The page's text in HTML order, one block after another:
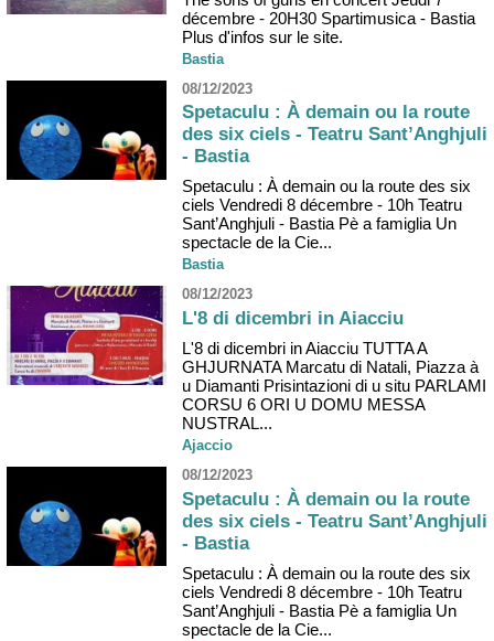
décembre - 20H30 Spartimusica - Bastia
Plus d'infos sur le site.
Bastia
08/12/2023
Spetaculu : À demain ou la route
des six ciels - Teatru Sant’Anghjuli
- Bastia
Spetaculu : À demain ou la route des six
ciels Vendredi 8 décembre - 10h Teatru
Sant’Anghjuli - Bastia Pè a famiglia Un
spectacle de la Cie...
Bastia
08/12/2023
L'8 di dicembri in Aiacciu
L'8 di dicembri in Aiacciu TUTTA A
GHJURNATA Marcatu di Natali, Piazza à
u Diamanti Prisintazioni di u situ PARLAMI
CORSU 6 ORI U DOMU MESSA
NUSTRAL...
Ajaccio
08/12/2023
Spetaculu : À demain ou la route
des six ciels - Teatru Sant’Anghjuli
- Bastia
Spetaculu : À demain ou la route des six
ciels Vendredi 8 décembre - 10h Teatru
Sant’Anghjuli - Bastia Pè a famiglia Un
spectacle de la Cie...